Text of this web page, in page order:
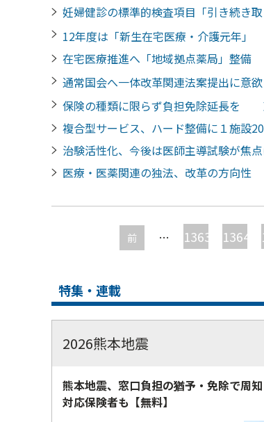
妊婦健診の標準的検査項目「引き続
12年度は「新生在宅医療・介護元年
在宅医療推進へ「地域拠点薬局」整
通常国会へ一体改革関連法案提出に
保険の種類に限らず負担免除延長を
複合型サービス、ハード整備に１施
治験活性化、今後は医師主導試験が
医療・医薬関連の独法、改革の方向
ペ
前 … 1363 1364
特集・連載
2026熊本地震
熊本地震、窓口負担の猶予・免除で
対応保険者も【無料】